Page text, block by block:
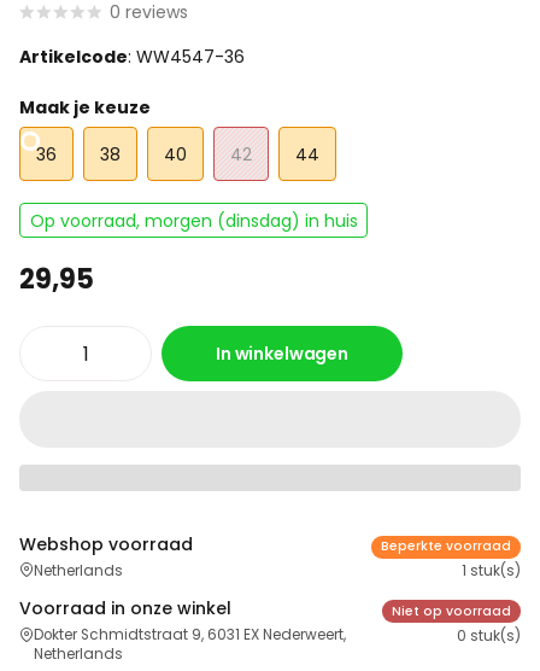
0 reviews
Artikelcode: WW4547-36
Maak je keuze
36
38 40 42 44
Op voorraad, morgen (dinsdag) in huis
29,95
In winkelwagen
Webshop voorraad
Netherlands
Beperkte voorraad
1 stuk(s)
Voorraad in onze winkel
Dokter Schmidtstraat 9, 6031 EX Nederweert,
Netherlands
Niet op voorraad
0 stuk(s)